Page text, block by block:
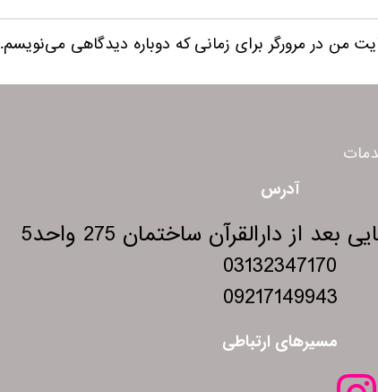
من در مرورگر برای زمانی که دوباره دیدگاهی می‌نویسم.
آدرس
از دارالقرآن ساختمان 275 واحد5
03132347170
09217149943
مسیرهای ارتباطی